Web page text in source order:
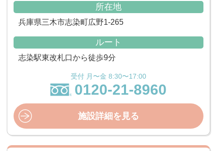
所在地
兵庫県三木市志染町広野1-265
ルート
志染駅東改札口から徒歩9分
受付 月〜金 8:30〜17:00
0120-21-8960
施設詳細を見る